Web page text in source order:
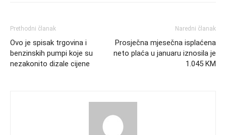
Prethodni članak
Ovo je spisak trgovina i
benzinskih pumpi koje su
nezakonito dizale cijene
Naredni članak
Prosječna mjesečna isplaćena
neto plaća u januaru iznosila je
1.045 KM